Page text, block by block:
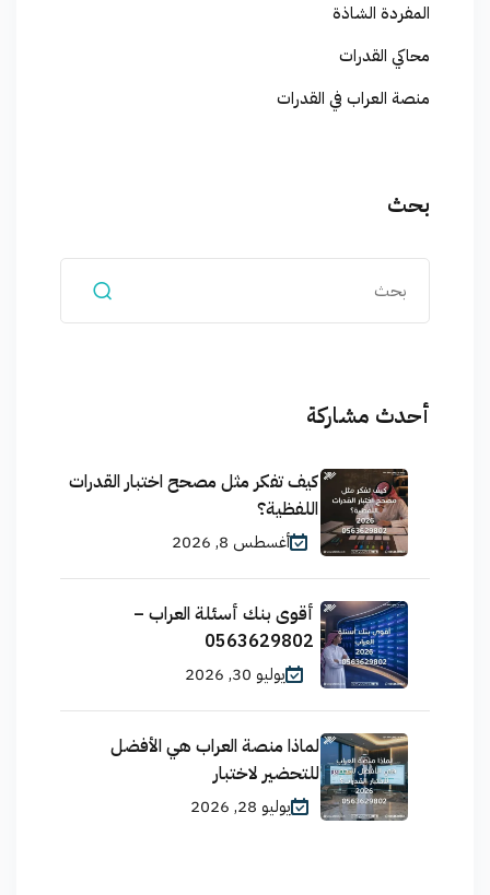
المفردة الشاذة
محاكي القدرات
منصة العراب في القدرات
بحث
أحدث مشاركة
كيف تفكر مثل مصحح اختبار القدرات
اللفظية؟
أغسطس 8, 2026
أقوى بنك أسئلة العراب –
0563629802
يوليو 30, 2026
لماذا منصة العراب هي الأفضل
للتحضير لاختبار
يوليو 28, 2026